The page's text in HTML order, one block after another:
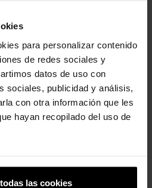
para personalizar contenido
de redes sociales y
datos de uso con
sociales, publicidad y análisis,
con otra información que les
hayan recopilado del uso de
las cookies
Glitter:
de usar.
aumentam a respirabilidade e
secar.
para um ajuste mais seguro.
Jibbitz™.
Flexível. Conforto de 36 graus.
este